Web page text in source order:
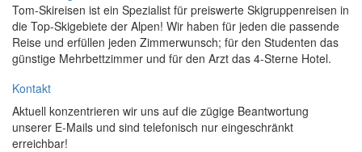
Tom-Skireisen ist ein Spezialist für preiswerte Skigruppenreisen in
die Top-Skigebiete der Alpen! Wir haben für jeden die passende
Reise und erfüllen jeden Zimmerwunsch; für den Studenten das
günstige Mehrbettzimmer und für den Arzt das 4-Sterne Hotel.
Kontakt
Aktuell konzentrieren wir uns auf die zügige Beantwortung
unserer E-Mails und sind telefonisch nur eingeschränkt
erreichbar!